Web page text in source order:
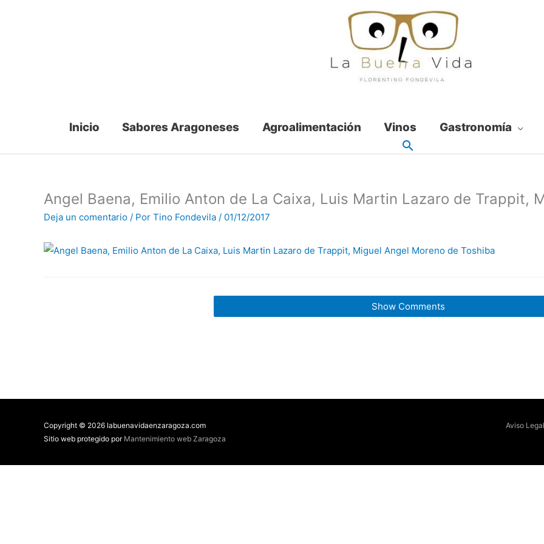
Inicio Sabores Aragoneses Agroalimentación Vinos Gastronomía
Angel Baena, Emilio Anton de La Caixa, Luis Martin Lazaro de Trappit,
Deja un comentario / Por Tino Fondevila / 01/12/2017
Show Comments
Copyright © 2026 labuenavidaenzaragoza.com
Sitio web protegido por Mantenimiento web Zaragoza
Aviso Legal